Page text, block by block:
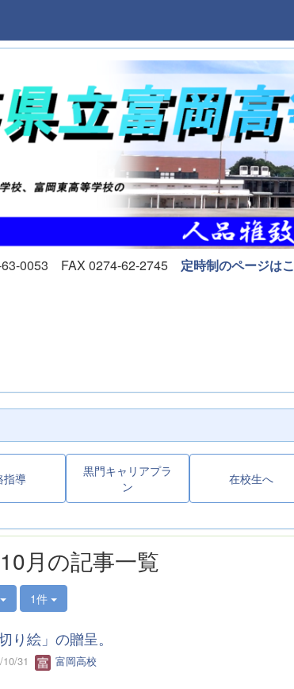
0053 FAX 0274-62-2745 定時制のページは
指導
黒門キャリアプラ
ン
在校生へ
月の記事一覧
1件
り絵」の贈呈。
31 富岡高校